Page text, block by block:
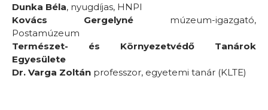
Dunka Béla, nyugdíjas, HNPI
Kovács Gergelyné múzeum-igazgató,
Postamúzeum
Természet- és Környezetvédő Tanárok
Egyesülete
Dr. Varga Zoltán professzor, egyetemi tanár (KLTE)